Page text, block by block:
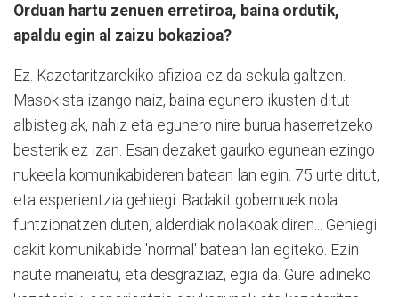
Orduan hartu zenuen erretiroa, baina ordutik,
apaldu egin al zaizu bokazioa?
Ez. Kazetaritzarekiko afizioa ez da sekula galtzen.
Masokista izango naiz, baina egunero ikusten ditut
albistegiak, nahiz eta egunero nire burua haserretzeko
besterik ez izan. Esan dezaket gaurko egunean ezingo
nukeela komunikabideren batean lan egin. 75 urte ditut,
eta esperientzia gehiegi. Badakit gobernuek nola
funtzionatzen duten, alderdiak nolakoak diren... Gehiegi
dakit komunikabide 'normal' batean lan egiteko. Ezin
naute maneiatu, eta desgraziaz, egia da. Gure adineko